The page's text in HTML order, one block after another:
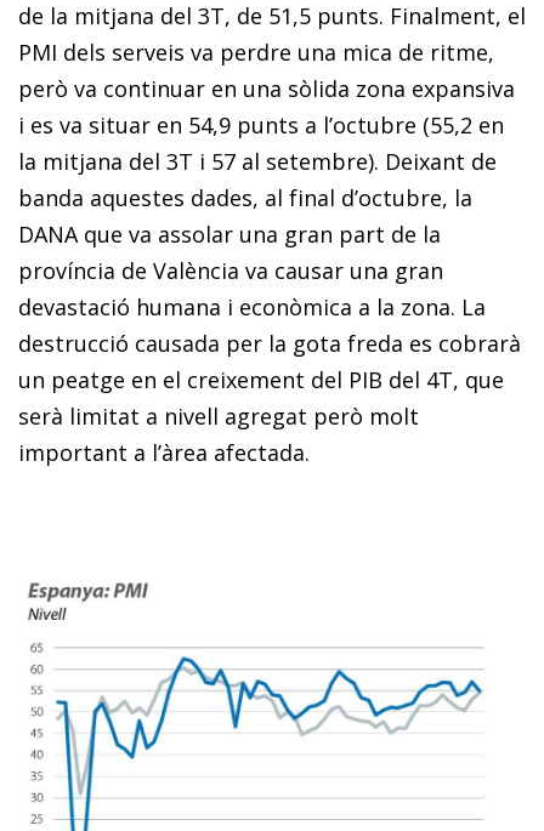
de la mitjana del 3T, de 51,5 punts. Finalment, el
PMI dels serveis va perdre una mica de ritme,
però va continuar en una sòlida zona expansiva
i es va situar en 54,9 punts a l’octubre (55,2 en
la mitjana del 3T i 57 al setembre). Deixant de
banda aquestes dades, al final d’octubre, la
DANA que va assolar una gran part de la
província de València va causar una gran
devastació humana i econòmica a la zona. La
destrucció causada per la gota freda es cobrarà
un peatge en el creixement del PIB del 4T, que
serà limitat a nivell agregat però molt
important a l’àrea afectada.